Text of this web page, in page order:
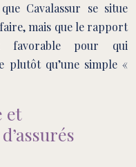
Cavalassur se situe
mais que le rapport
favorable pour qui
plutôt qu’une simple «
et